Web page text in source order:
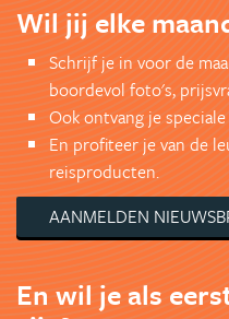
Wil jij elke
Schrijf je in voor de
boordevol foto's,
Ook ontvang je
En profiteer je van de
reisproducten.
AANMELDEN
En wil je als